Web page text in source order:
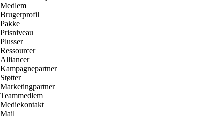
Medlem
Brugerprofil
Pakke
Prisniveau
Plusser
Ressourcer
Alliancer
Kampagnepartner
Støtter
Marketingpartner
Teammedlem
Mediekontakt
Mail